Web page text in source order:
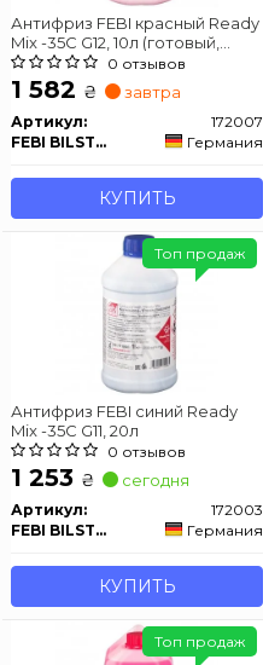
Антифриз FEBI красный Ready
Mix -35C G12, 10л (готовый,
разведенный)0 отзывов
1 582 ₴ завтра
Артикул:
172007
FEBI BILSTEIN
Германия
КУПИТЬ
Антифриз FEBI синий Ready
Mix -35C G11, 20л
0 отзывов
1 253 ₴ сегодня
Артикул:
172003
FEBI BILSTEIN
Германия
КУПИТЬ
Топ продаж
Топ продаж